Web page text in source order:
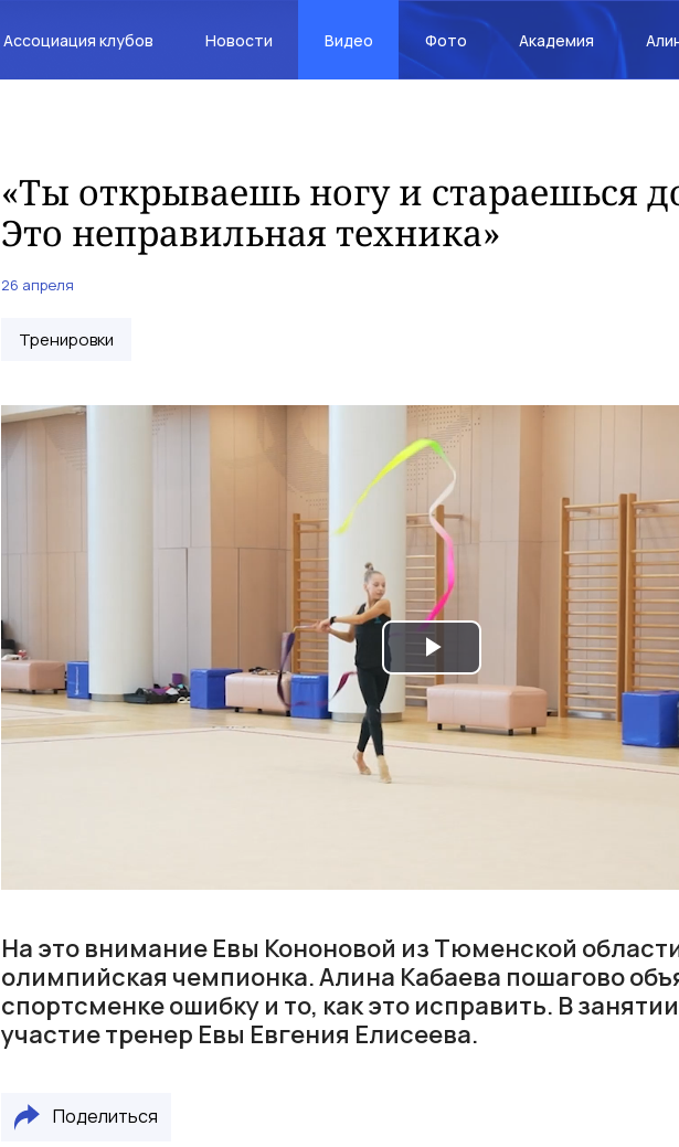
Ассоциация клубов Новости Видео Фото Академия
«Ты открываешь ногу и стараешься
Это неправильная техника»
26 апреля
Тренировки
Play
Video
На это внимание Евы Кононовой из Тюменской
олимпийская чемпионка. Алина Кабаева пошагово
спортсменке ошибку и то, как это исправить. В
участие тренер Евы Евгения Елисеева.
Поделиться